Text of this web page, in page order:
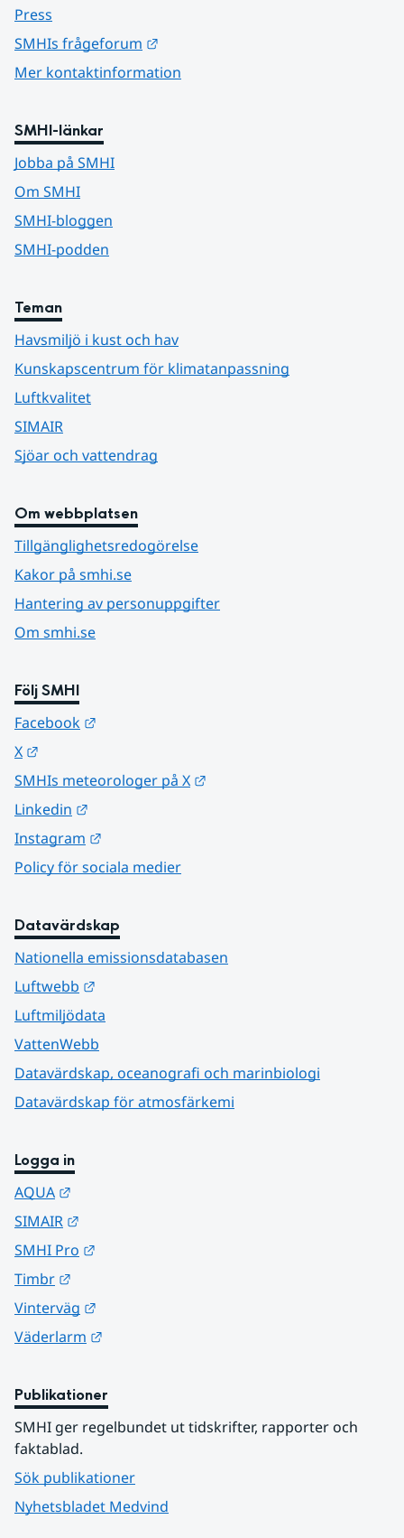
Press
SMHIs frågeforum
Mer kontaktinformation
SMHI-länkar
Jobba på SMHI
Om SMHI
SMHI-bloggen
SMHI-podden
Teman
Havsmiljö i kust och hav
Kunskapscentrum för klimatanpassning
Luftkvalitet
SIMAIR
Sjöar och vattendrag
Om webbplatsen
Tillgänglighetsredogörelse
Kakor på smhi.se
Hantering av personuppgifter
Om smhi.se
Följ SMHI
Facebook
X
SMHIs meteorologer på X
Linkedin
Instagram
Policy för sociala medier
Datavärdskap
Nationella emissionsdatabasen
Luftwebb
Luftmiljödata
VattenWebb
Datavärdskap, oceanografi och marinbiologi
Datavärdskap för atmosfärkemi
Logga in
AQUA
SIMAIR
SMHI Pro
Timbr
Vinterväg
Väderlarm
Publikationer
SMHI ger regelbundet ut tidskrifter, rapporter och
faktablad.
Sök publikationer
Nyhetsbladet Medvind